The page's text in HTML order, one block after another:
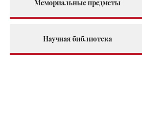
Мемориальные предметы
Научная библиотека